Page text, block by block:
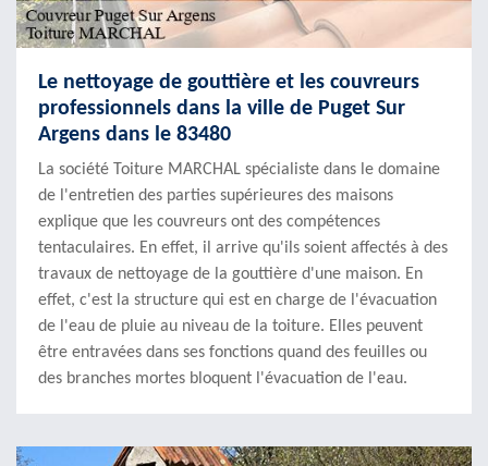
Le nettoyage de gouttière et les couvreurs
professionnels dans la ville de Puget Sur
Argens dans le 83480
La société Toiture MARCHAL spécialiste dans le domaine
de l'entretien des parties supérieures des maisons
explique que les couvreurs ont des compétences
tentaculaires. En effet, il arrive qu'ils soient affectés à des
travaux de nettoyage de la gouttière d'une maison. En
effet, c'est la structure qui est en charge de l'évacuation
de l'eau de pluie au niveau de la toiture. Elles peuvent
être entravées dans ses fonctions quand des feuilles ou
des branches mortes bloquent l'évacuation de l'eau.